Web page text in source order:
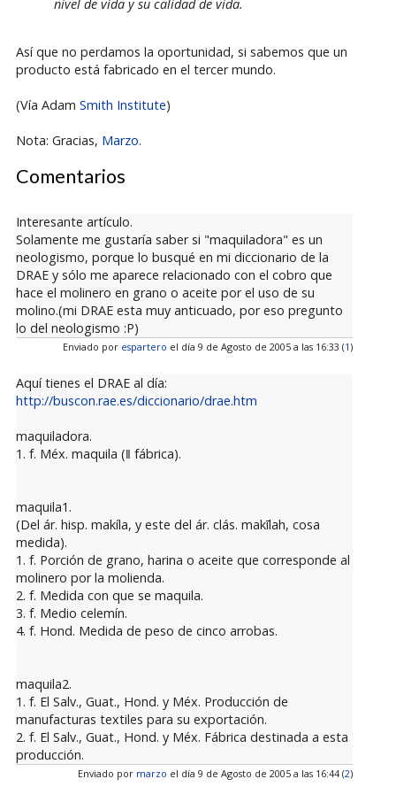
nivel de vida y su calidad de vida.
Así que no perdamos la oportunidad, si sabemos que un
producto está fabricado en el tercer mundo.
(Vía Adam Smith Institute)
Nota: Gracias, Marzo.
Comentarios
Interesante artículo.
Solamente me gustaría saber si "maquiladora" es un
neologismo, porque lo busqué en mi diccionario de la
DRAE y sólo me aparece relacionado con el cobro que
hace el molinero en grano o aceite por el uso de su
molino.(mi DRAE esta muy anticuado, por eso pregunto
lo del neologismo :P)
Enviado por espartero el día 9 de Agosto de 2005 a las 16:33 (1)
Aquí tienes el DRAE al día:
http://buscon.rae.es/diccionario/drae.htm
maquiladora.
1. f. Méx. maquila (ǁ fábrica).
maquila1.
(Del ár. hisp. makíla, y este del ár. clás. makīlah, cosa
medida).
1. f. Porción de grano, harina o aceite que corresponde al
molinero por la molienda.
2. f. Medida con que se maquila.
3. f. Medio celemín.
4. f. Hond. Medida de peso de cinco arrobas.
maquila2.
1. f. El Salv., Guat., Hond. y Méx. Producción de
manufacturas textiles para su exportación.
2. f. El Salv., Guat., Hond. y Méx. Fábrica destinada a esta
producción.
Enviado por marzo el día 9 de Agosto de 2005 a las 16:44 (2)